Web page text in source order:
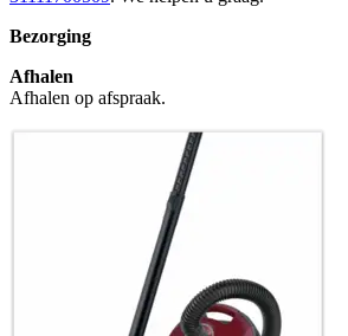
Bezorging
Afhalen
Afhalen op afspraak.